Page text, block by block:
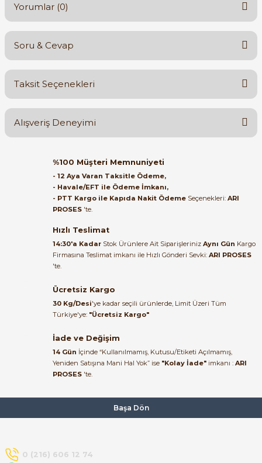
Yorumlar (0)
Bu ürüne ilk yorumu siz yapın!
Soru & Cevap
Ürün hakkında henüz soru sorulmamış.
Taksit Seçenekleri
Alışveriş Deneyimi
Orijinal kutusuyla ertesi gün
ulaştı elimize. Teşekkürler.
B... A... | 27/06/2026
bundan mehmet bey ilgi ve
alakası için teşekkür ederim
Ürün elime eksiksiz ve hasarsız
ulaştı. Paketleme özenliydi,
Kemal Toktaş | 20/06/2026
problemsiz geçti.
Kemal Toktaş | 20/06/2026
Havale ile odeme yaptim ve
tedirgindim ama saticinin
%100 Müşteri Memnuniyeti
- 12 Aya Varan Taksitle Ödeme,
- Havale/EFT ile Ödeme İmkanı,
- PTT Kargo ile Kapıda Nakit Ödeme Seçenekleri: ARI
PROSES 'te.
Hızlı Teslimat
14:30'a Kadar Stok Ürünlere Ait Siparişleriniz Aynı Gün Kargo
Firmasına Teslimat imkanı ile Hızlı Gönderi Sevki: ARI PROSES
'te.
Ücretsiz Kargo
30 Kg/Desi'ye kadar seçili ürünlerde, Limit Üzeri Tüm
Türkiye'ye: "Ücretsiz Kargo"
İade ve Değişim
14 Gün İçinde “Kullanılmamış, Kutusu/Etiketi Açılmamış,
Yeniden Satışına Mani Hal Yok” ise "Kolay İade" imkanı : ARI
PROSES 'te.
Başa Dön
0 (216) 606 12 74